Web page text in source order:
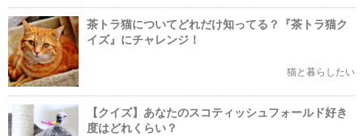
茶トラ猫についてどれだけ知ってる？『茶トラ猫ク
イズ』にチャレンジ！
猫と暮らしたい
【クイズ】あなたのスコティッシュフォールド好き
度はどれくらい？